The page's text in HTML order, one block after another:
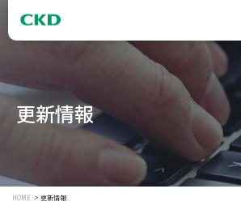
更新情報
HOME 更新情報